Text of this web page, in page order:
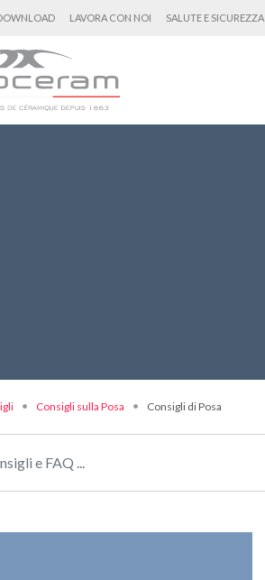
LAVORA CON NOI SALUTE E SICUREZZA
Consigli sulla Posa Consigli di Posa